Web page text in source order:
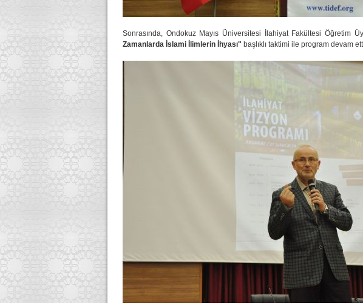
Sonrasında, Ondokuz Mayıs Üniversitesi İlahiyat Fakültesi Öğretim
Zamanlarda İslami İlimlerin İhyası" başlıklı taktimi ile program devam